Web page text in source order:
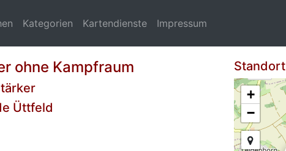
Kategorien Kartendienste Impressum
ohne Kampfraum
Üttfeld
Standort
+
−